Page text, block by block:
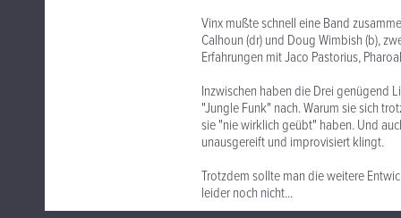
Vinx mußte schnell eine Band
Calhoun (dr) und Doug Wimbish (b),
Erfahrungen mit Jaco Pastorius,
Inzwischen haben die Drei genügend
"Jungle Funk" nach. Warum sie sich
sie "nie wirklich geübt" haben. Und
unausgereift und improvisiert klingt.
Trotzdem sollte man die weitere
leider noch nicht...